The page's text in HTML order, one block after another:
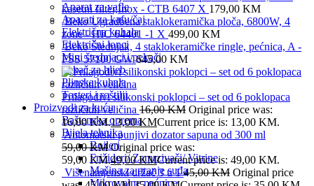
Aparat za vafle
Aparati za kafu/čaj
Električna kuhala
Električni lonci
Mini štednjaci i pekači
Pekač za hljeb
Plinska kuhala
Tosteri i roštilji
Proizvodi za kuću
Baštenska oprema
Bijela tehnika
Bojleri
Frižideri/ Zamrzivači/ Vitrine
Mašina za pranje suđa
Mikrovalne pećnice
kasetni filter,Inox - CTB 6407 X 179,00 KM
Beko Ugradbena staklokeramička ploča, 6800W, 4
zone - HIC 64401 -1 X 499,00 KM
Beko Štednjak, 4 staklokeramičke ringle, pećnica, A -
FSS 57100 GW645,00 KM
Prilagodivi silikonski poklopci – set od 6 poklopaca
različitih veličina 16,00KM Original price was:
16,00 KM.13,00KMCurrent price is: 13,00 KM.
Automatski punjivi dozator sapuna od 300 ml
59,00KM Original price was:
59,00 KM.49,00KMCurrent price is: 49,00 KM.
Višenamjenski držač 3 u 145,00KM Original price